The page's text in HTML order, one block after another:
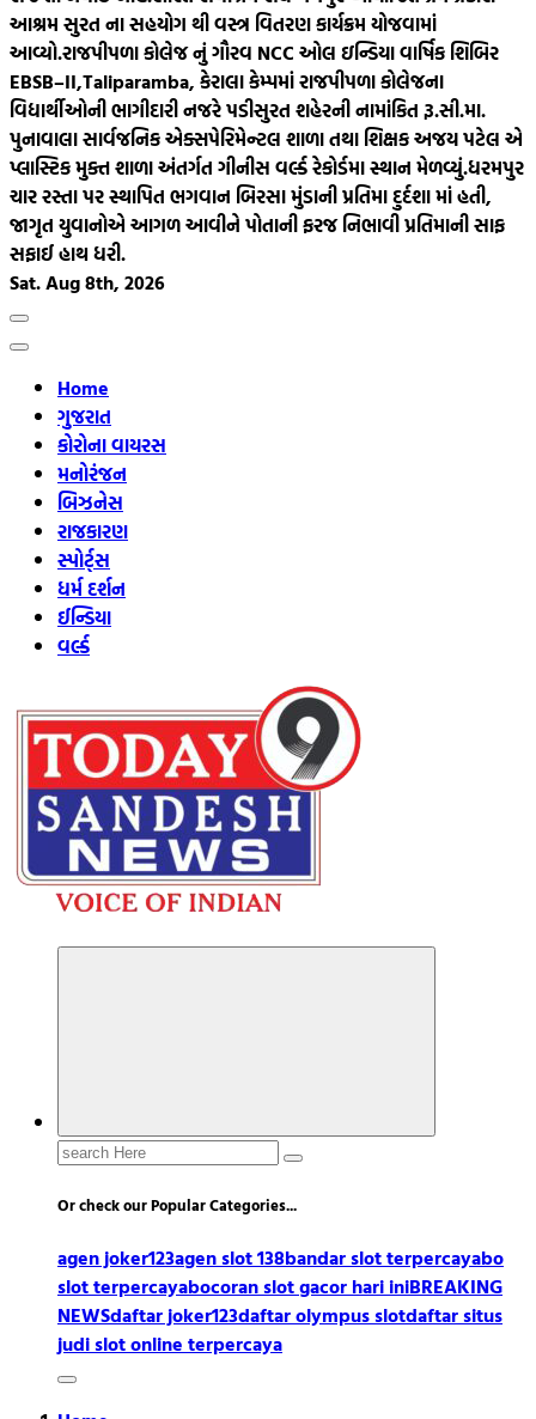
આશ્રમ સુરત ના સહયોગ થી વસ્ત્ર વિતરણ કાર્યક્રમ યોજવામાં
આવ્યો.રાજપીપળા કોલેજ નું ગૌરવ NCC ઓલ ઇન્ડિયા વાર્ષિક શિબિર
EBSB–II,Taliparamba, કેરાલા કેમ્પમાં રાજપીપળા કોલેજના
વિદ્યાર્થીઓની ભાગીદારી નજરે પડીસુરત શહેરની નામાંકિત રૂ.સી.મા.
પુનાવાલા સાર્વજનિક એક્સપેરિમેન્ટલ શાળા તથા શિક્ષક અજય પટેલ એ
પ્લાસ્ટિક મુક્ત શાળા અંતર્ગત ગીનીસ વર્લ્ડ રેકોર્ડમા સ્થાન મેળવ્યું.ધરમપુર
ચાર રસ્તા પર સ્થાપિત ભગવાન બિરસા મુંડાની પ્રતિમા દુર્દશા માં હતી,
જાગૃત યુવાનોએ આગળ આવીને પોતાની ફરજ નિભાવી પ્રતિમાની સાફ
સફાઈ હાથ ધરી.
Sat. Aug 8th, 2026
Home
ગુજરાત
કોરોના વાયરસ
મનોરંજન
બિઝનેસ
રાજકારણ
સ્પોર્ટ્સ
ધર્મ દર્શન
ઈન્ડિયા
વર્લ્ડ
Search
Or check our Popular Categories...
agen joker123agen slot 138bandar slot terpercayabo
slot terpercayabocoran slot gacor hari iniBREAKING
NEWSdaftar joker123daftar olympus slotdaftar situs
judi slot online terpercaya